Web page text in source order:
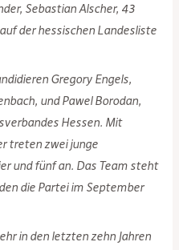
Sebastian Alscher, 43
der hessischen Landesliste
Gregory Engels,
und Pawel Borodan,
Hessen. Mit
treten zwei junge
und fünf an. Das Team steht
die Partei im September
in den letzten zehn Jahren